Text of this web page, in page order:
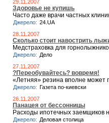
29.11.2007
Здоровье не купишь
Часто даже врачи частных
Джерело: 24.UA
28.11.2007
Сколько стоит навострить
Медстраховка для
Джерело: Дело
27.11.2007
?Переобувайтесь? вовремя!
«Летняя» резина вполне может
Джерело: Газета по-киевски
26.11.2007
Панацея от бессонницы
Расходы ипотечных заемщиков
Джерело: Деловая столица